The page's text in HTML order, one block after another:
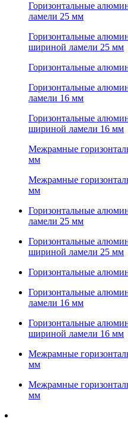
Горизонтальные
ламели 25 мм
Горизонтальные
шириной ламели 25 мм
Горизонтальные
Горизонтальные
ламели 16 мм
Горизонтальные
шириной ламели 16 мм
Межрамные
мм
Межрамные
мм
Горизонтальные
ламели 25 мм
Горизонтальные
шириной ламели 25 мм
Горизонтальные
Горизонтальные
ламели 16 мм
Горизонтальные
шириной ламели 16 мм
Межрамные
мм
Межрамные
мм